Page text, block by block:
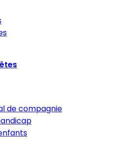
de compagnie